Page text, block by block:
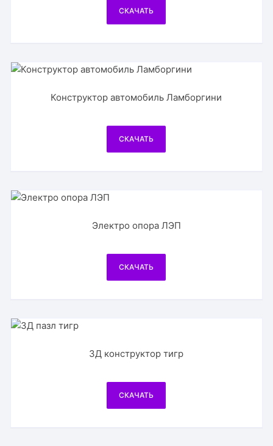
СКАЧАТЬ
Конструктор автомобиль Ламборгини
СКАЧАТЬ
Электро опора ЛЭП
СКАЧАТЬ
3Д конструктор тигр
СКАЧАТЬ